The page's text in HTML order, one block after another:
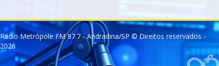
Rádio Metrópole FM 87.7 - Andradina/SP © Direitos reservados -
2026